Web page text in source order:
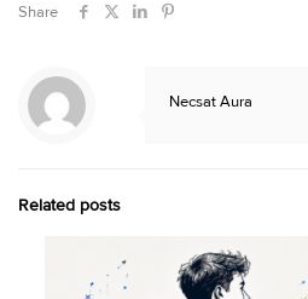
Share
Necsat Aura
Related posts